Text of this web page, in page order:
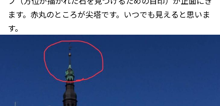
ます。赤丸のところが尖塔です。いつでも見えると思いま
す。